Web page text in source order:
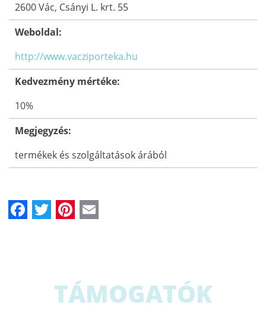
2600 Vác, Csányi L. krt. 55
Weboldal:
http://www.vacziporteka.hu
Kedvezmény mértéke:
10%
Megjegyzés:
termékek és szolgáltatások árából
Facebook
TwitterPinterest
TÁMOGATÓK